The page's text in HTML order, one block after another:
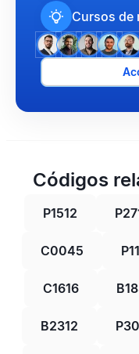
Cursos de
Códigos
P1512
C0045
C1616
B2312